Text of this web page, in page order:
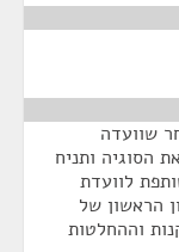
שוועדה
הסוגיה ותניח
לוועדת
הראשון של
וההחלטות